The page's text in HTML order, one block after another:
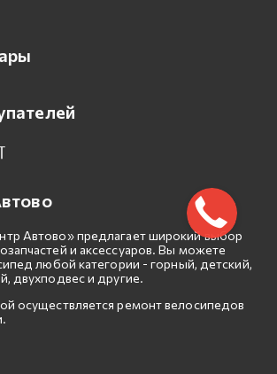
Автово» предлагает широкий выбор
и аксессуаров. Вы можете
любой категории - горный, детский,
двухподвес и другие.
осуществляется ремонт велосипедов